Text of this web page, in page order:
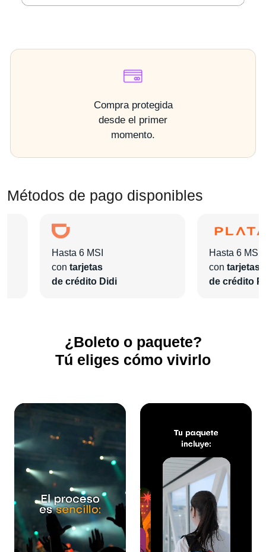
Compra protegida
desde el primer
momento.
Métodos de pago disponibles
Hasta 6 MSI
con tarjetas
de crédito Didi
Hasta 6 MSI
con tarjetas
de crédito
¿Boleto o paquete?
Tú eliges cómo vivirlo